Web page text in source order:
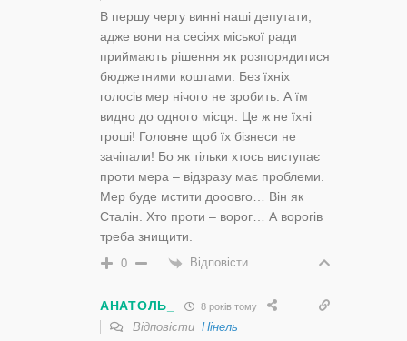
В першу чергу винні наші депутати,
адже вони на сесіях міської ради
приймають рішення як розпорядитися
бюджетними коштами. Без їхніх
голосів мер нічого не зробить. А їм
видно до одного місця. Це ж не їхні
гроші! Головне щоб їх бізнеси не
зачіпали! Бо як тільки хтось виступає
проти мера – відзразу має проблеми.
Мер буде мстити дооовго… Він як
Сталін. Хто проти – ворог… А ворогів
треба знищити.
0 Відповісти
АНАТОЛЬ_ 8 років тому
Відповісти Нінель